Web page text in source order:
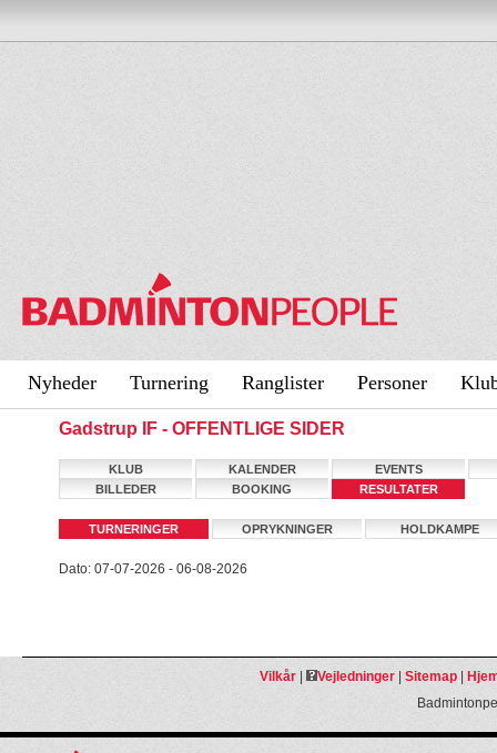
Nyheder Turnering Ranglister Personer
Gadstrup IF - OFFENTLIGE SIDER
KLUB KALENDER
EVENTS
BILLEDER
BOOKING RESULTATER
TURNERINGER OPRYKNINGER HOLDKAMPE
Dato: 07-07-2026 - 06-08-2026
Vilkår| Vejledninger| Sitemap|